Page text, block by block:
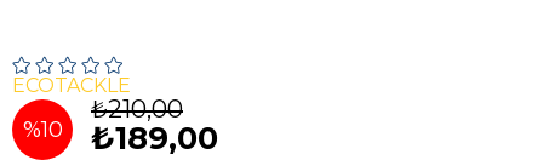
ECOTACKLE
%10
₺210,00
₺189,00